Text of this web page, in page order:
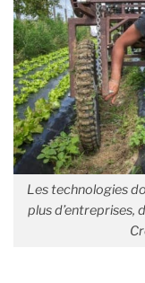
Les technologies
plus d’entreprises,